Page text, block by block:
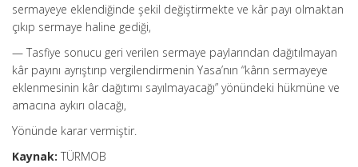
sermayeye eklendiğinde şekil değiştirmekte ve kâr payı olmaktan
çıkıp sermaye haline gediği,
— Tasfiye sonucu geri verilen sermaye paylarından dağıtılmayan
kâr payını ayrıştırıp vergilendirmenin Yasa’nın “kârın sermayeye
eklenmesinin kâr dağıtımı sayılmayacağı” yönündeki hükmüne ve
amacına aykırı olacağı,
Yönünde karar vermiştir.
Kaynak: TÜRMOB